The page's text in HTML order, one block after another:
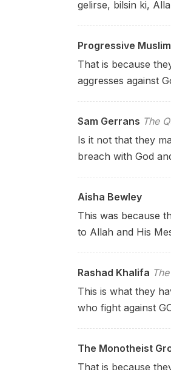
gelirse, bilsin ki,
Progressive
That is because
aggresses against
Sam Gerrans The
Is it not that they
breach with God
Aisha Bewley
This was because
to Allah and His
Rashad Khalifa
This is what they
who fight against
The Monotheist
That is because